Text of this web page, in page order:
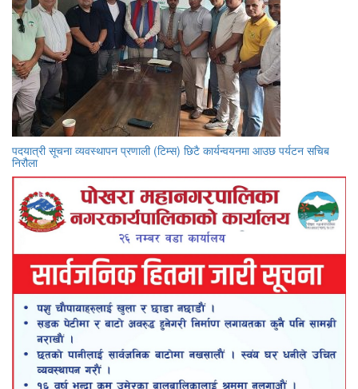
पदयात्री सूचना व्यवस्थापन प्रणाली (टिम्स) छिटै कार्यन्वयनमा आउछ पर्यटन सचिब
निरौला